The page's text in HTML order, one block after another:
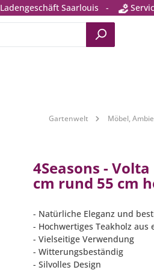
Ladengeschäft Saarlouis -
Gartenwelt Möbel,
4Seasons -
cm rund 55 cm
- Natürliche Eleganz und
- Hochwertiges Teakholz aus
- Vielseitige Verwendung
- Witterungsbeständig
- Silvolles Design